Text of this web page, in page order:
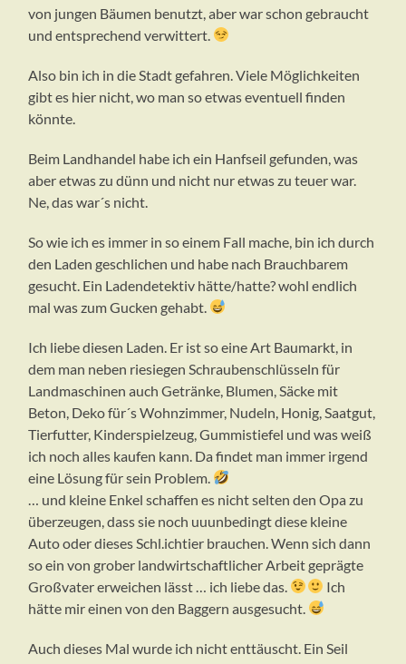
von jungen Bäumen benutzt, aber war schon gebraucht
und entsprechend verwittert.
Also bin ich in die Stadt gefahren. Viele Möglichkeiten
gibt es hier nicht, wo man so etwas eventuell finden
könnte.
Beim Landhandel habe ich ein Hanfseil gefunden, was
aber etwas zu dünn und nicht nur etwas zu teuer war.
Ne, das war´s nicht.
So wie ich es immer in so einem Fall mache, bin ich durch
den Laden geschlichen und habe nach Brauchbarem
gesucht. Ein Ladendetektiv hätte/hatte? wohl endlich
mal was zum Gucken gehabt.
Ich liebe diesen Laden. Er ist so eine Art Baumarkt, in
dem man neben riesiegen Schraubenschlüsseln für
Landmaschinen auch Getränke, Blumen, Säcke mit
Beton, Deko für´s Wohnzimmer, Nudeln, Honig, Saatgut,
Tierfutter, Kinderspielzeug, Gummistiefel und was weiß
ich noch alles kaufen kann. Da findet man immer irgend
eine Lösung für sein Problem.
… und kleine Enkel schaffen es nicht selten den Opa zu
überzeugen, dass sie noch uuunbedingt diese kleine
Auto oder dieses Schl.ichtier brauchen. Wenn sich dann
so ein von grober landwirtschaftlicher Arbeit geprägte
Großvater erweichen lässt … ich liebe das.
Ich
hätte mir einen von den Baggern ausgesucht.
Auch dieses Mal wurde ich nicht enttäuscht. Ein Seil